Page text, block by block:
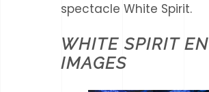
spectacle White Spirit.
WHITE SPIRIT EN
IMAGES